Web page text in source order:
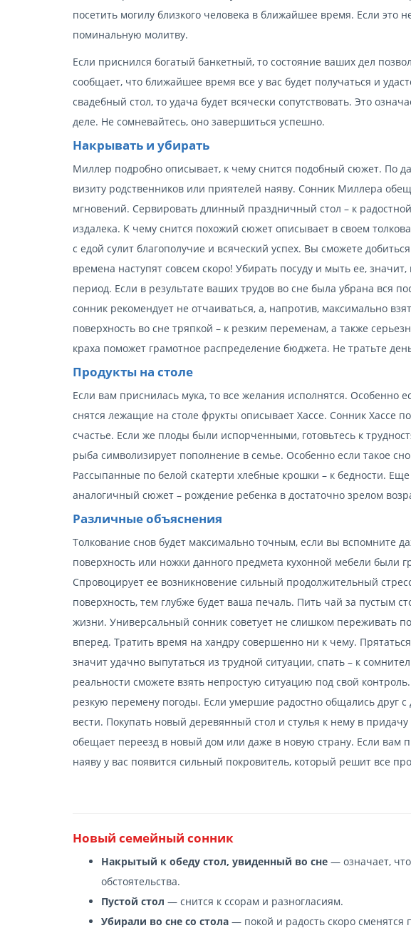
посетить могилу близкого человека в ближайшее время. Если это
поминальную молитву.
Если приснился богатый банкетный, то состояние ваших дел
сообщает, что ближайшее время все у вас будет получаться и
свадебный стол, то удача будет всячески сопутствовать. Это
деле. Не сомневайтесь, оно завершиться успешно.
Накрывать и убирать
Миллер подробно описывает, к чему снится подобный сюжет. По
визиту родственников или приятелей наяву. Сонник Миллера
мгновений. Сервировать длинный праздничный стол – к
издалека. К чему снится похожий сюжет описывает в своем
с едой сулит благополучие и всяческий успех. Вы сможете
времена наступят совсем скоро! Убирать посуду и мыть ее,
период. Если в результате ваших трудов во сне была убрана вся
сонник рекомендует не отчаиваться, а, напротив, максимально
поверхность во сне тряпкой – к резким переменам, а также
краха поможет грамотное распределение бюджета. Не тратьте
Продукты на столе
Если вам приснилась мука, то все желания исполнятся. Особенно
снятся лежащие на столе фрукты описывает Хассе. Сонник Хассе
счастье. Если же плоды были испорченными, готовьтесь к
рыба символизирует пополнение в семье. Особенно если такое
Рассыпанные по белой скатерти хлебные крошки – к бедности.
аналогичный сюжет – рождение ребенка в достаточно зрелом
Различные объяснения
Толкование снов будет максимально точным, если вы вспомните
поверхность или ножки данного предмета кухонной мебели были
Спровоцирует ее возникновение сильный продолжительный
поверхность, тем глубже будет ваша печаль. Пить чай за пустым
жизни. Универсальный сонник советует не слишком переживать
вперед. Тратить время на хандру совершенно ни к чему.
значит удачно выпутаться из трудной ситуации, спать – к
реальности сможете взять непростую ситуацию под свой
резкую перемену погоды. Если умершие радостно общались друг
вести. Покупать новый деревянный стол и стулья к нему в
обещает переезд в новый дом или даже в новую страну. Если вам
наяву у вас появится сильный покровитель, который решит все
Новый семейный сонник
Накрытый к обеду стол, увиденный во сне — означает,
обстоятельства.
Пустой стол — снится к ссорам и разногласиям.
Убирали во сне со стола — покой и радость скоро